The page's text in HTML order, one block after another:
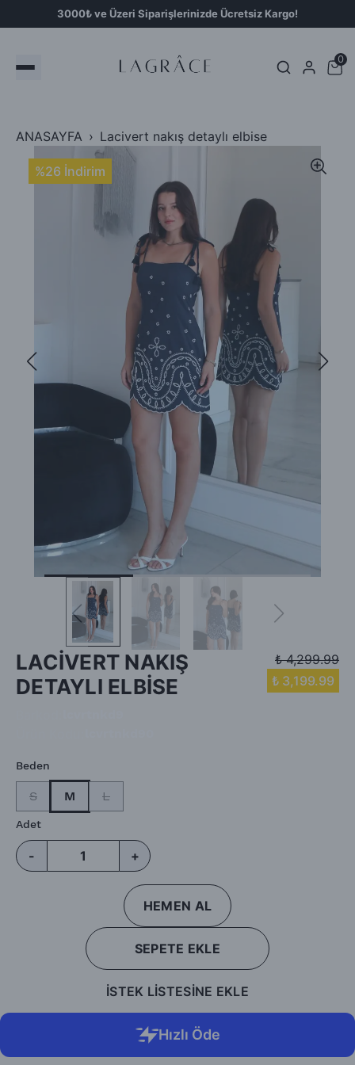
3000₺ ve Üzeri Siparişlerinizde Ücretsiz Kargo!
0
ANASAYFA Lacivert nakış detaylı elbise
%26 İndirim
LACİVERT NAKIŞ
DETAYLI ELBİSE
₺ 4,299.99
₺ 3,199.99
Beden
S M L
Adet
- +
HEMEN AL
SEPETE EKLE
İSTEK LİSTESİNE EKLE